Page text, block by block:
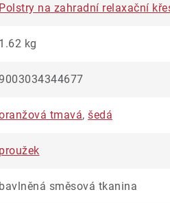
Polstry na zahradní relaxační
1.62 kg
tmavá, šedá
proužek
bavlněná směsová tkanina